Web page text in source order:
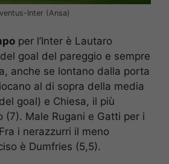
Inter (Ansa)
per l’Inter è Lautaro
goal del pareggio e sempre
anche se lontano dalla porta
al di sopra della media
goal) e Chiesa, il più
(7). Male Rugani e Gatti per i
i nerazzurri il meno
è Dumfries (5,5).